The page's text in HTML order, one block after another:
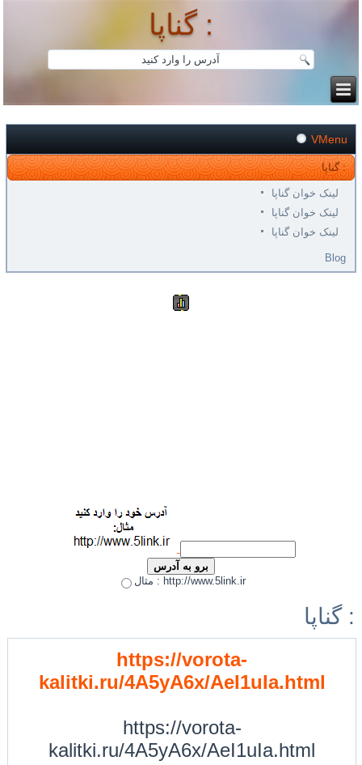
گناپا :
VMenu
گناپا :
لینک خوان گناپا
لینک خوان گناپا
لینک خوان گناپا
Blog
مثال : http://www.5link.ir
گناپا :
https://vorota-
kalitki.ru/4A5yA6x/AeI1uIa.html
https://vorota-
kalitki.ru/4A5yA6x/AeI1uIa.html